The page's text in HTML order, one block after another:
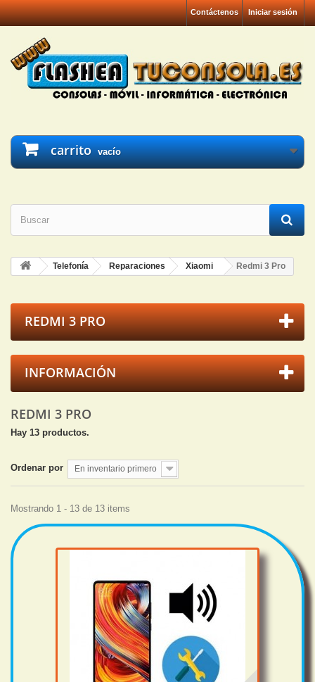
Iniciar sesión
Contáctenos
carrito vacío
Telefonía Reparaciones Xiaomi Redmi 3 Pro
REDMI 3 PRO
INFORMACIÓN
REDMI 3 PRO
Hay 13 productos.
Ordenar por En inventario primero
Mostrando 1 - 13 de 13 items